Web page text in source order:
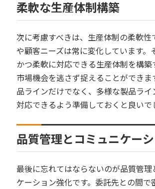
柔軟な生産体制構築
次に考慮すべきは、生産体制の柔軟性
や顧客ニーズは常に変化しています。
かつ柔軟に対応できる生産体制を構築
市場機会を逃さず捉えることができま
品ラインだけでなく、多様な製品ライ
対応できるよう準備しておくと良いで
品質管理とコミュニケー
最後に忘れてはならないのが品質管理
ケーション強化です。委託先との間で